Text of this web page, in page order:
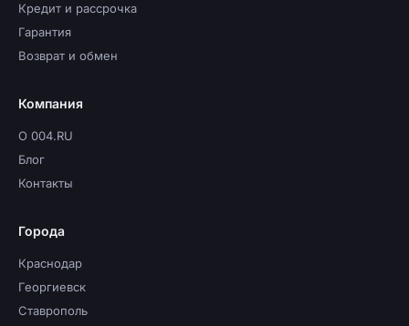
Кредит и рассрочка
Гарантия
Возврат и обмен
Компания
О 004.RU
Блог
Контакты
Города
Краснодар
Георгиевск
Ставрополь